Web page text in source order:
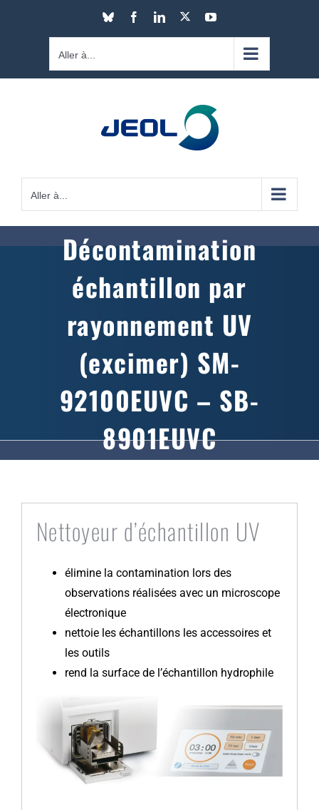
Bluesky FacebookLinkedIn YouTube
Aller à...
Aller à...
Décontamination
échantillon par
rayonnement UV
(excimer) SM-
92100EUVC – SB-
8901EUVC
Nettoyeur d’échantillon UV
élimine la contamination lors des
observations réalisées avec un microscope
électronique
nettoie les échantillons les accessoires et
les outils
rend la surface de l’échantillon hydrophile